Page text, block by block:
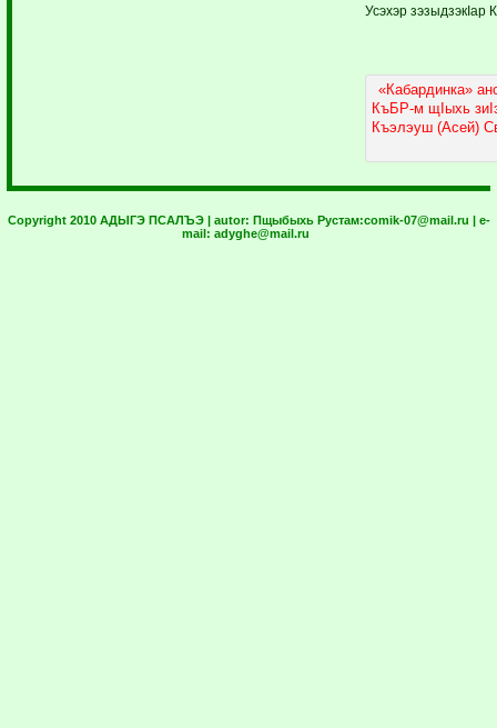
Усэхэр
«Кабардинка»
КъБР-м щIыхь
Къэлэуш (Асей)
Copyright 2010 АДЫГЭ ПСАЛЪЭ | autor: Пщыбыхь Рустам:comik-07@mail.ru | e-
mail: adyghe@mail.ru